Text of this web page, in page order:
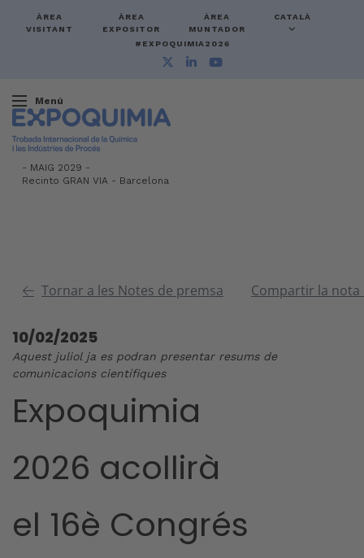
ÀREA
VISITANT
ÀREA
EXPOSITOR
ÀREA
MUNTADOR
CATALÀ
#EXPOQUIMIA2026
Menú
- MAIG 2029 -
Recinto GRAN VIA - Barcelona
Tornar a les Notes de premsa Compartir la nota
10/02/2025
Aquest juliol ja es podran presentar resums de
comunicacions científiques
Expoquimia
2026 acollirà
el 16è Congrés